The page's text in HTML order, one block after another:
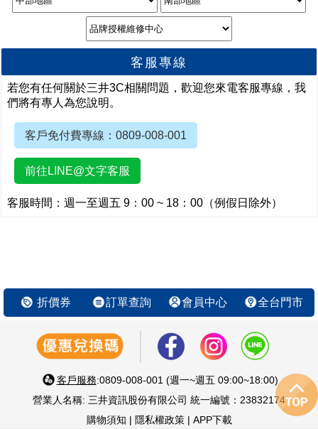
客服專線
若您有任何關於三井3C相關問題，歡迎您來電客服專線，我
們將有專人為您說明。
客戶免付費專線：0809-008-001
前往LINE@文字客服
客服時間：週一至週五 9：00 ~ 18：00（例假日除外）
折價券 訂單查詢 會員中心 全台門市
客戶服務:0809-008-001 (週一~週五 09:00~18:00)
營業人名稱: 三井資訊股份有限公司 統一編號：23832174
購物須知 | 隱私權政策| APP下載